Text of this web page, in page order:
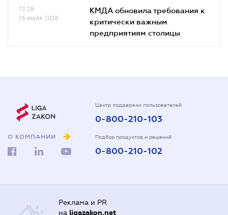
12.28
16 июля 2026
КМДА обновила требования к
критически важным
предприятиям столицы
О КОМПАНИИ
Центр поддержки пользователей
0-800-210-103
Подбор продуктов и решений
0-800-210-102
Реклама и PR
на ligazakon.net